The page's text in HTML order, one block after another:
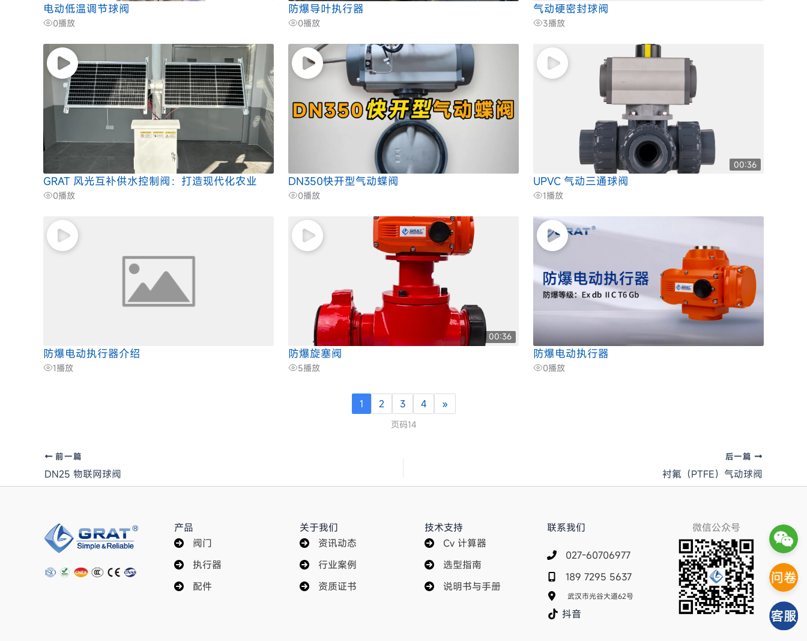
电动低温调节球阀
0播放
防爆导叶执行器
0播放
气动硬密封球阀
3播放
GRAT 风光互补供水控制阀：打造现代化农业
0播放
DN350快开型气动蝶阀
0播放
00:36
UPVC 气动三通球阀
1播放
防爆电动执行器介绍
1播放
00:36
防爆旋塞阀
5播放
防爆电动执行器
0播放
1 2 3 4 »
页码14
前一篇
DN25 物联网球阀
后一篇
衬氟（PTFE）气动球阀
产品
阀门
执行器
配件
关于我们
资讯动态
行业案例
资质证书
技术支持
Cv 计算器
选型指南
说明书与手册
联系我们
027-60706977
189 7295 5637
武汉市光谷大道62号
抖音
微信公众号